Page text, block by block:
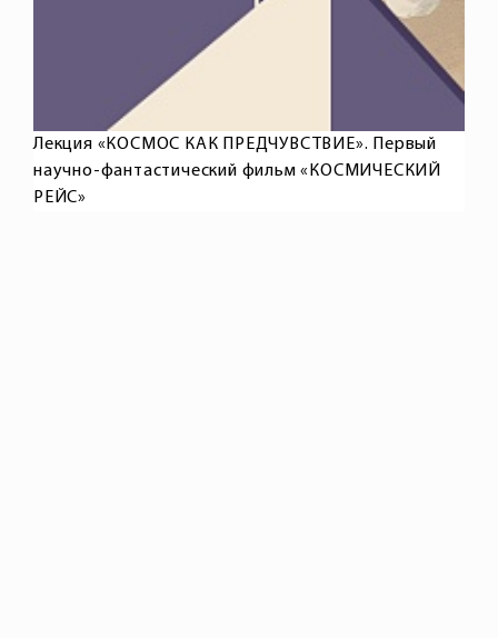
Лекция «КОСМОС КАК ПРЕДЧУВСТВИЕ». Первый
научно-фантастический фильм «КОСМИЧЕСКИЙ
РЕЙС»